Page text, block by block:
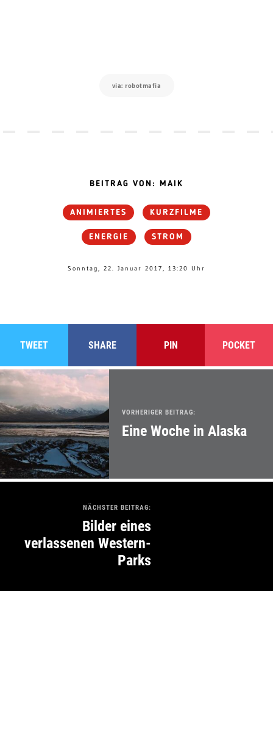
via: robotmafia
BEITRAG VON: MAIK
ANIMIERTES KURZFILME
ENERGIE STROM
Sonntag, 22. Januar 2017, 13:20 Uhr
TWEET SHARE PIN POCKET
VORHERIGER BEITRAG:
Eine Woche in Alaska
NÄCHSTER BEITRAG:
Bilder eines
verlassenen Western-
Parks